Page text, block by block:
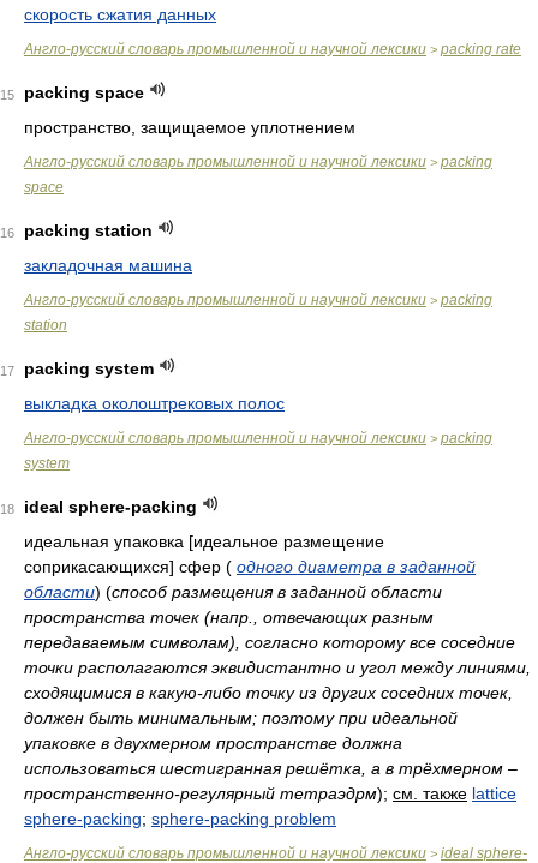
скорость сжатия данных
Англо-русский словарь промышленной и научной лексики > packing rate
15
packing space
пространство, защищаемое уплотнением
Англо-русский словарь промышленной и научной лексики > packing
space
16
packing station
закладочная машина
Англо-русский словарь промышленной и научной лексики > packing
station
17
packing system
выкладка околоштрековых полос
Англо-русский словарь промышленной и научной лексики > packing
system
18
ideal sphere-packing
идеальная упаковка [идеальное размещение
соприкасающихся] сфер ( одного диаметра в заданной
области) (способ размещения в заданной области
пространства точек (напр., отвечающих разным
передаваемым символам), согласно которому все соседние
точки располагаются эквидистантно и угол между линиями,
сходящимися в какую-либо точку из других соседних точек,
должен быть минимальным; поэтому при идеальной
упаковке в двухмерном пространстве должна
использоваться шестигранная решётка, а в трёхмерном –
пространственно-регулярный тетраэдрм); см. также lattice
sphere-packing; sphere-packing problem
Англо-русский словарь промышленной и научной лексики > ideal sphere-